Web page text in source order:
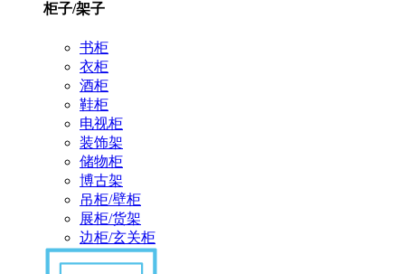
柜子/架子
书柜
衣柜
酒柜
鞋柜
电视柜
装饰架
储物柜
博古架
吊柜/壁柜
展柜/货架
边柜/玄关柜